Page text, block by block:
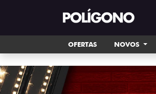
OFERTAS NOVOS